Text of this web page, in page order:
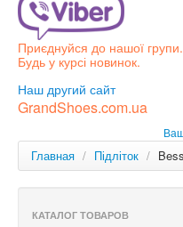
Таблиця розмірів
Вхід для покупця
Приєднуйся до нашої групи.
Будь у курсі новинок.
Наш другий сайт
GrandShoes.com.ua
Главная / Підліток /
КАТАЛОГ ТОВАРОВ